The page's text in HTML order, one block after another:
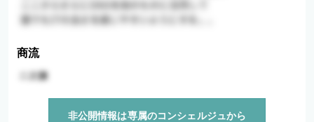
商流
非公開情報は専属のコンシェルジュから